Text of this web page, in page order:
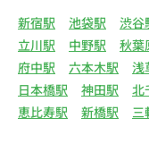
新宿駅 池袋駅 渋谷
立川駅
中野駅 秋葉
府中駅
六本木駅 浅
日本橋駅
神田駅 北
恵比寿駅
新橋駅 三